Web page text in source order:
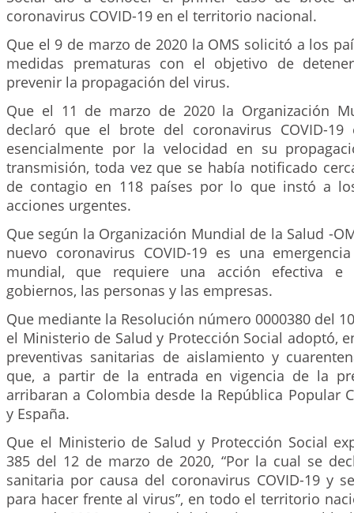
coronavirus COVID-19 en el territorio nacional.
Que el 9 de marzo de 2020 la OMS solicitó a los
medidas prematuras con el objetivo de
prevenir la propagación del virus.
Que el 11 de marzo de 2020 la Organización
declaró que el brote del coronavirus COVID-19
esencialmente por la velocidad en su
transmisión, toda vez que se había notificado
de contagio en 118 países por lo que instó a
acciones urgentes.
Que según la Organización Mundial de la Salud -
nuevo coronavirus COVID-19 es una
mundial, que requiere una acción efectiva e
gobiernos, las personas y las empresas.
Que mediante la Resolución número 0000380 del
el Ministerio de Salud y Protección Social adoptó,
preventivas sanitarias de aislamiento y
que, a partir de la entrada en vigencia de la
arribaran a Colombia desde la República Popular
y España.
Que el Ministerio de Salud y Protección Social
385 del 12 de marzo de 2020, “Por la cual se
sanitaria por causa del coronavirus COVID-19 y
para hacer frente al virus”, en todo el territorio